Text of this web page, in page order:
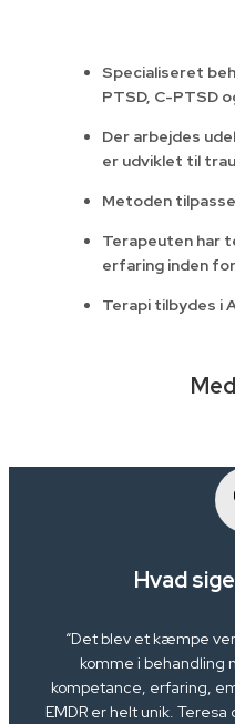
Specialiseret
PTSD, C-PTSD
Der arbejdes
er udviklet til
Metoden
Terapeuten har
erfaring inden
Terapi tilbydes i
Hvad
“Det blev et kæmpe
komme i behandling
kompetance, erfaring,
EMDR er helt unik. Teresa